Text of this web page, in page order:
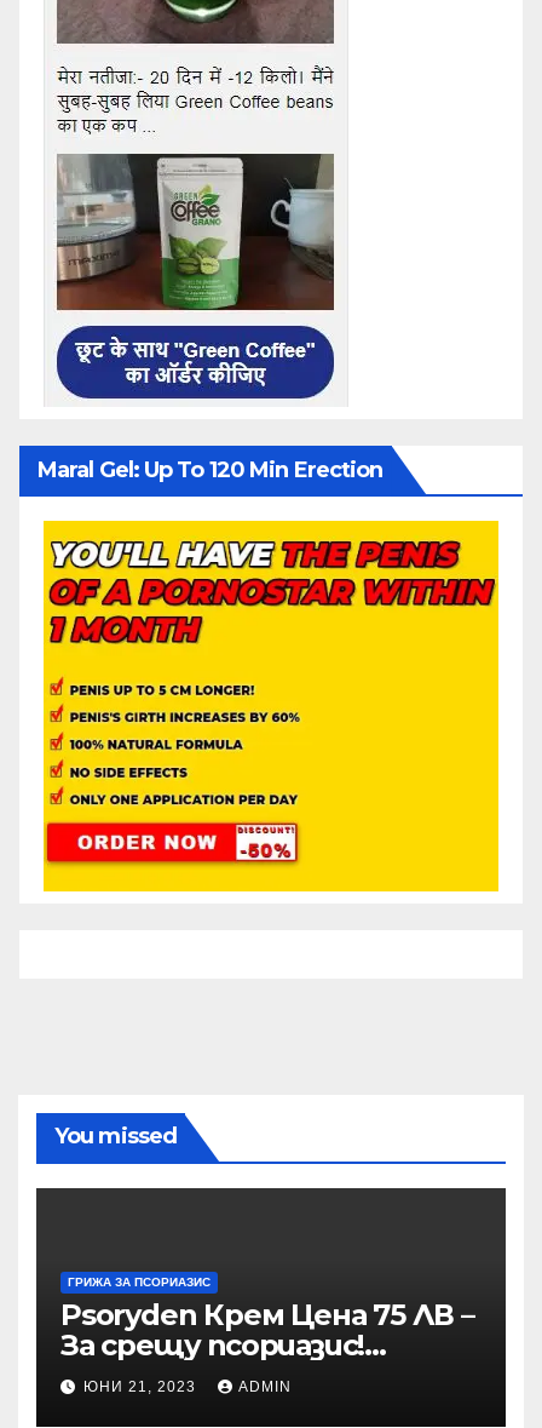
Maral Gel: Up To 120 Min Erection
You missed
ГРИЖА ЗА ПСОРИАЗИС
Psoryden Крем Цена 75 ЛВ –
За срещу псориазис!
Мнения 2023 (Bulgaria)
ЮНИ 21, 2023 ADMIN